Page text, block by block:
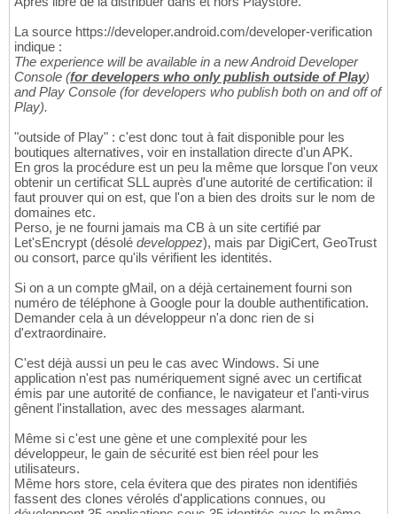
La source https://developer.android.com/developer-verification
indique :
The experience will be available in a new Android Developer
Console (for developers who only publish outside of Play)
and Play Console (for developers who publish both on and off of
Play).
"outside of Play" : c'est donc tout à fait disponible pour les
boutiques alternatives, voir en installation directe d'un APK.
En gros la procédure est un peu la même que lorsque l'on veux
obtenir un certificat SLL auprès d'une autorité de certification: il
faut prouver qui on est, que l'on a bien des droits sur le nom de
domaines etc.
Perso, je ne fourni jamais ma CB à un site certifié par
Let'sEncrypt (désolé developpez), mais par DigiCert, GeoTrust
ou consort, parce qu'ils vérifient les identités.
Si on a un compte gMail, on a déjà certainement fourni son
numéro de téléphone à Google pour la double authentification.
Demander cela à un développeur n'a donc rien de si
d'extraordinaire.
C'est déjà aussi un peu le cas avec Windows. Si une
application n'est pas numériquement signé avec un certificat
émis par une autorité de confiance, le navigateur et l'anti-virus
gênent l'installation, avec des messages alarmant.
Même si c'est une gène et une complexité pour les
développeur, le gain de sécurité est bien réel pour les
utilisateurs.
Même hors store, cela évitera que des pirates non identifiés
fassent des clones vérolés d'applications connues, ou